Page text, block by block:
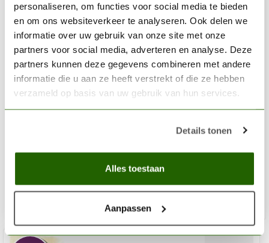
personaliseren, om functies voor social media te bieden
en om ons websiteverkeer te analyseren. Ook delen we
informatie over uw gebruik van onze site met onze
partners voor social media, adverteren en analyse. Deze
partners kunnen deze gegevens combineren met andere
informatie die u aan ze heeft verstrekt of die ze hebben
verzameld op basis van uw gebruik van hun services.
Details tonen
Alles toestaan
Aanpassen
Greenskin Soil Enamel Liquid Pigment - 35ml - AK1205